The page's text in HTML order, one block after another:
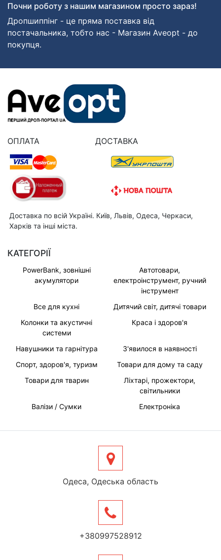
Почни роботу з нашим магазином просто зараз!
Дропшиппінг - це пряма поставка від
постачальника, тобто нас - Магазин Aveopt - до
покупця.
ОПЛАТА ДОСТАВКА
Доставка по всій Україні. Київ, Львів, Одеса, Черкаси,
Харків та інші міста.
КАТЕГОРІЇ
PowerBank, зовнішні
акумулятори
Автотовари,
електроінструмент, ручний
інструмент
Все для кухні
Дитячий світ, дитячі товари
Колонки та акустичні
системи
Краса і здоров'я
Навушники та гарнітура
З'явилося в наявності
Спорт, здоров'я, туризм
Товари для дому та саду
Товари для тварин
Ліхтарі, прожектори,
світильники
Валізи / Сумки
Електроніка
Одеса, Одеська область
+380997528912